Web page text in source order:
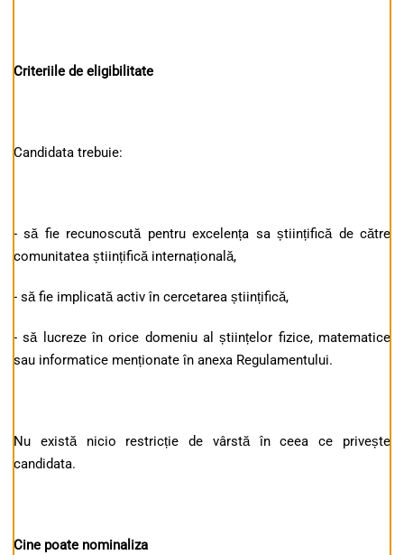
Criteriile de eligibilitate
Candidata trebuie:
- să fie recunoscută pentru excelența sa științifică de către
comunitatea științifică internațională,
- să fie implicată activ în cercetarea științifică,
- să lucreze în orice domeniu al științelor fizice, matematice
sau informatice menționate în anexa Regulamentului.
Nu există nicio restricție de vârstă în ceea ce privește
candidata.
Cine poate nominaliza